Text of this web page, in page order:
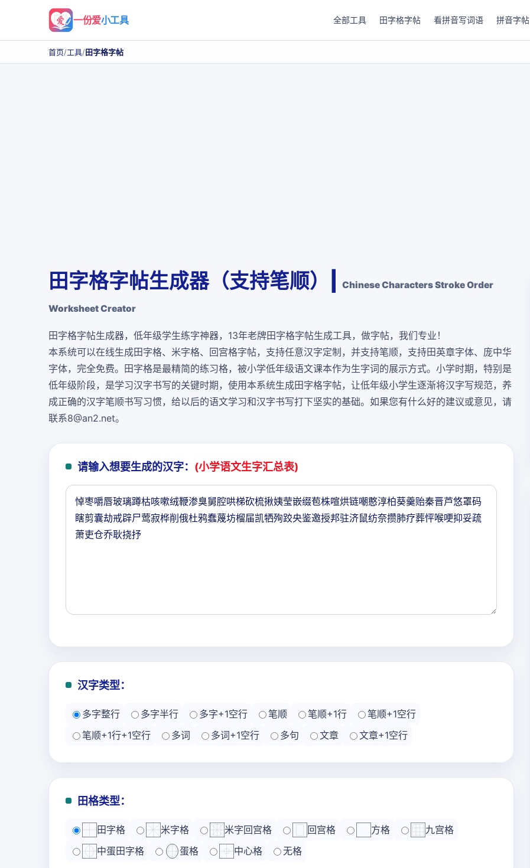
一份爱小工具 全部工具 田字格字帖 看拼音写词语 拼音字帖
首页/工具/田字格字帖
田字格字帖生成器（支持笔顺）| Chinese Characters Stroke Order
Worksheet Creator
田字格字帖生成器，低年级学生练字神器，13年老牌田字格字帖生成工具，做字帖，我们专业！
本系统可以在线生成田字格、米字格、回宫格字帖，支持任意汉字定制，并支持笔顺，支持田英章字体、庞中华
字体， 完全免费。田字格是最精简的练习格，被小学低年级语文课本作为生字词的展示方式。小学时期，特别是
低年级阶段，是学习汉字书写的关键时期，使用本系统生成田字格字帖，让低年级小学生逐渐将汉字写规范，养
成正确的汉字笔顺书写习惯，给以后的语文学习和汉字书写打下坚实的基础。如果您有什么好的建议或意见，请
联系8@an2.net。
请输入想要生成的汉字： (小学语文生字汇总表)
汉字类型：
多字整行 多字半行 多字+1空行 笔顺 笔顺+1行
笔顺+1空行
笔顺+1行+1空行
多词 多词+1空行 多句 文章 文章+1空行
田格类型：
田字格 米字格 米字回宫格 回宫格 方格
九宫格
中蛋田字格
蛋格 中心格 无格